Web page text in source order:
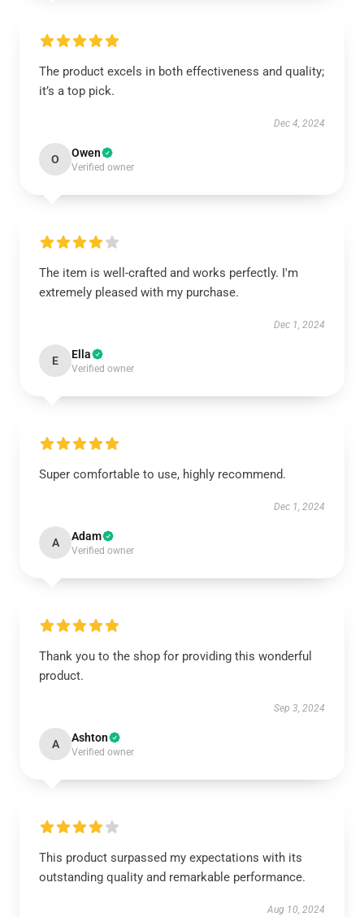
The product excels in both effectiveness and quality;
it’s a top pick.
Dec 4, 2024
O Owen
Verified owner
The item is well-crafted and works perfectly. I'm
extremely pleased with my purchase.
Dec 1, 2024
E Ella
Verified owner
Super comfortable to use, highly recommend.
Dec 1, 2024
A Adam
Verified owner
Thank you to the shop for providing this wonderful
product.
Sep 3, 2024
A Ashton
Verified owner
This product surpassed my expectations with its
outstanding quality and remarkable performance.
Aug 10, 2024